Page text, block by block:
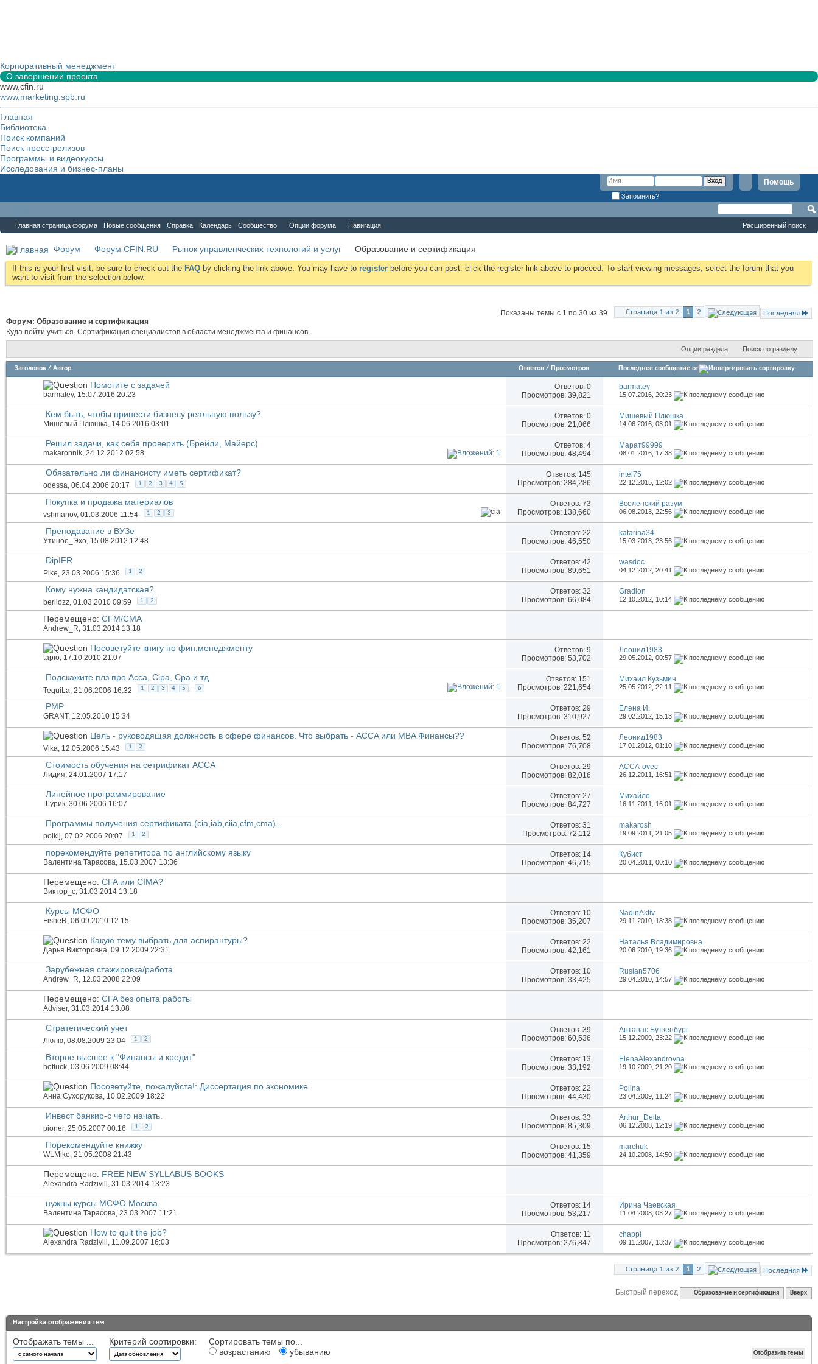
Корпоративный менеджмент
О завершении проекта
www.cfin.ru
www.marketing.spb.ru
Главная
Библиотека
Поиск компаний
Поиск пресс-релизов
Программы и видеокурсы
Исследования и бизнес-планы
Помощь
Запомнить?
Главная страница форума Новые сообщения Справка Календарь Сообщество Опции форума Навигация Расширенный поиск
Форум Форум CFIN.RU Рынок управленческих технологий и услуг Образование и сертификация
If this is your first visit, be sure to check out the FAQ by clicking the link above. You may have to register before you can post: click the register link above to proceed. To start viewing messages, select the forum that you
want to visit from the selection below.
Страница 1 из 2 1 2 Последняя
Показаны темы с 1 по 30 из 39
Форум: Образование и сертификация
Куда пойти учиться. Сертификация специалистов в области менеджмента и финансов.
Опции раздела Поиск по разделу
Заголовок / Автор Ответов / Просмотров Последнее сообщение от
Помогите с задачей
barmatey, 15.07.2016 20:23
Ответов: 0
Просмотров: 39,821
barmatey
15.07.2016,20:23
Кем быть, чтобы принести бизнесу реальную пользу?
Мишевый Плюшка, 14.06.2016 03:01
Ответов: 0
Просмотров: 21,066
Мишевый Плюшка
14.06.2016,03:01
Решил задачи, как себя проверить (Брейли, Майерс)
makaronnik, 24.12.2012 02:58
Ответов: 4
Просмотров: 48,494
Марат99999
08.01.2016, 17:38
Обязательно ли финансисту иметь сертификат?
odessa, 06.04.2006 20:17 1 2 3 4 5
Ответов: 145
Просмотров: 284,286
intel75
22.12.2015, 12:02
Покупка и продажа материалов
vshmanov, 01.03.2006 11:54 1 2 3
Ответов: 73
Просмотров: 138,660
Вселенский разум
06.08.2013,22:56
Преподавание в ВУЗе
Утиное_Эхо, 15.08.2012 12:48
Ответов: 22
Просмотров: 46,550
katarina34
15.03.2013,23:56
DipIFR
Pike, 23.03.2006 15:36 1 2
Ответов: 42
Просмотров: 89,651
wasdoc
04.12.2012,20:41
Кому нужна кандидатская?
berliozz, 01.03.2010 09:59 1 2
Ответов: 32
Просмотров: 66,084
Gradion
12.10.2012, 10:14
Перемещено: CFM/CMA
Andrew_R, 31.03.2014 13:18
Посоветуйте книгу по фин.менеджменту
tapio, 17.10.2010 21:07
Ответов: 9
Просмотров: 53,702
Леонид1983
29.05.2012,00:57
Подскажите плз про Acca, Cipa, Cpa и тд
TequiLa, 21.06.2006 16:32 1 2 3 4 5 ... 6
Ответов: 151
Просмотров: 221,654
Михаил Кузьмин
25.05.2012,22:11
PMP
GRANT, 12.05.2010 15:34
Ответов: 29
Просмотров: 310,927
Елена И.
29.02.2012, 15:13
Цель - руководящая должность в сфере финансов. Что выбрать - ACCA или MBA Финансы??
Vika, 12.05.2006 15:43 1 2
Ответов: 52
Просмотров: 76,708
Леонид1983
17.01.2012,01:10
Стоимость обучения на сетрификат АССА
Лидия, 24.01.2007 17:17
Ответов: 29
Просмотров: 82,016
ACCA-ovec
26.12.2011, 16:51
Линейное программирование
Шурик, 30.06.2006 16:07
Ответов: 27
Просмотров: 84,727
Михайло
16.11.2011, 16:01
Программы получения сертификата (cia,iab,ciia,cfm,cma)...
polkij, 07.02.2006 20:07 1 2
Ответов: 31
Просмотров: 72,112
makarosh
19.09.2011,21:05
порекомендуйте репетитора по английскому языку
Валентина Тарасова, 15.03.2007 13:36
Ответов: 14
Просмотров: 46,715
Кубист
20.04.2011,00:10
Перемещено: CFA или СIMA?
Виктор_c, 31.03.2014 13:18
Курсы МСФО
FisheR, 06.09.2010 12:15
Ответов: 10
Просмотров: 35,207
NadinAktiv
29.11.2010, 18:38
Какую тему выбрать для аспирантуры?
Дарья Викторовна, 09.12.2009 22:31
Ответов: 22
Просмотров: 42,161
Наталья Владимировна
20.06.2010, 19:36
Зарубежная стажировка/работа
Andrew_R, 12.03.2008 22:09
Ответов: 10
Просмотров: 33,425
Ruslan5706
29.04.2010, 14:57
Перемещено: CFA без опыта работы
Adviser, 31.03.2014 13:08
Стратегический учет
Люлю, 08.08.2009 23:04 1 2
Ответов: 39
Просмотров: 60,536
Антанас Буткенбург
15.12.2009,23:22
Второе высшее к "Финансы и кредит"
hotluck, 03.06.2009 08:44
Ответов: 13
Просмотров: 33,192
ElenaAlexandrovna
19.10.2009,21:20
Посоветуйте, пожалуйста!: Диссертация по экономике
Анна Сухорукова, 10.02.2009 18:22
Ответов: 22
Просмотров: 44,430
Polina
23.04.2009, 11:24
Инвест банкир-с чего начать.
pioner, 25.05.2007 00:16 1 2
Ответов: 33
Просмотров: 85,309
Arthur_Delta
06.12.2008, 12:19
Порекомендуйте книжку
WLMike, 21.05.2008 21:43
Ответов: 15
Просмотров: 41,359
marchuk
24.10.2008, 14:50
Перемещено: FREE NEW SYLLABUS BOOKS
Alexandra Radzivill , 31.03.2014 13:23
нужны курсы МСФО Москва
Валентина Тарасова, 23.03.2007 11:21
Ответов: 14
Просмотров: 53,217
Ирина Чаевская
11.04.2008,03:27
How to quit the job?
Alexandra Radzivill , 11.09.2007 16:03
Ответов: 11
Просмотров: 276,847
chappi
09.11.2007, 13:37
Страница 1 из 2 1 2 Последняя
Быстрый переход Образование и сертификация Вверх
Настройка отображения тем
Отображать темы ... Критерий сортировки:
Сортировать темы по...
возрастанию
убыванию